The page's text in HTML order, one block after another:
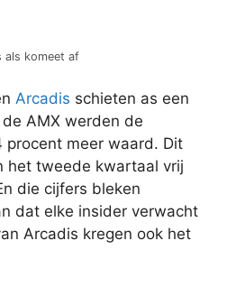
als komeet af
Arcadis schieten as een
AMX werden de
procent meer waard. Dit
het tweede kwartaal vrij
die cijfers bleken
dat elke insider verwacht
Arcadis kregen ook het